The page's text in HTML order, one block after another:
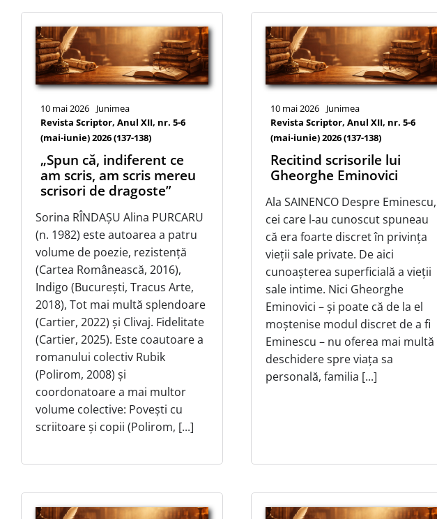
10 mai 2026
Junimea
Revista Scriptor, Anul XII, nr. 5-6
(mai-iunie) 2026 (137-138)
„Spun că, indiferent ce
am scris, am scris mereu
scrisori de dragoste”
Sorina RÎNDAȘU Alina PURCARU
(n. 1982) este autoarea a patru
volume de poezie, rezistență
(Cartea Românească, 2016),
Indigo (București, Tracus Arte,
2018), Tot mai multă splendoare
(Cartier, 2022) și Clivaj. Fidelitate
(Cartier, 2025). Este coautoare a
romanului colectiv Rubik
(Polirom, 2008) și
coordonatoare a mai multor
volume colective: Povești cu
scriitoare și copii (Polirom, [...]
10 mai 2026
Junimea
Revista Scriptor, Anul XII, nr. 5-6
(mai-iunie) 2026 (137-138)
Recitind scrisorile lui
Gheorghe Eminovici
Ala SAINENCO Despre Eminescu,
cei care l‑au cunoscut spuneau
că era foarte discret în privința
vieții sale private. De aici
cunoașterea superficială a vieții
sale intime. Nici Gheorghe
Eminovici – și poate că de la el
moștenise modul discret de a fi
Eminescu – nu oferea mai multă
deschidere spre viața sa
personală, familia [...]